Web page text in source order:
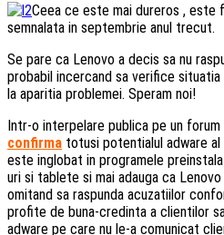
Ceea ce este mai dureros ,
semnalata in septembrie anul trecut.
Se pare ca Lenovo a decis sa nu
probabil incercand sa verifice
la aparitia problemei. Speram noi!
Intr-o interpelare publica pe un forum
confirma totusi potentialul adware
este inglobat in programele
uri si tablete si mai adauga ca
omitand sa raspunda acuzatiilor
profite de buna-credinta a clientilor
adware pe care nu le-a comunicat